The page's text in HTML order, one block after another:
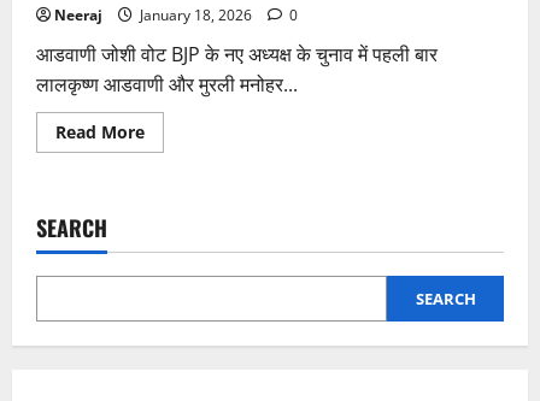
Neeraj January 18, 2026 0
आडवाणी जोशी वोट BJP के नए अध्यक्ष के चुनाव में पहली बार
लालकृष्ण आडवाणी और मुरली मनोहर...
Read MoreRead
more
जोशी
अध्यक्ष
में
क्यों
SEARCH
SEARCH